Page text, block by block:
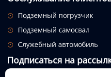
 Подземный погрузчик
 Подземный самосвал
 Служебный автомобиль
Подписаться на